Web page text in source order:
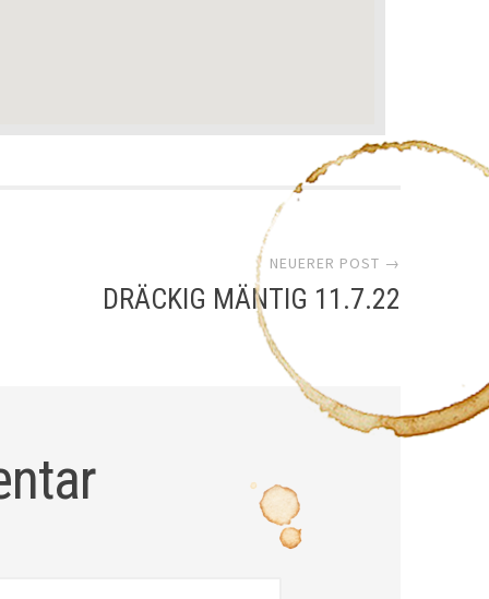
NEUERER POST →
DRÄCKIG MÄNTIG 11.7.22